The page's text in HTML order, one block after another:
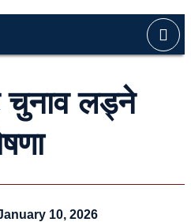
चुनाव लड्ने
10, 2026